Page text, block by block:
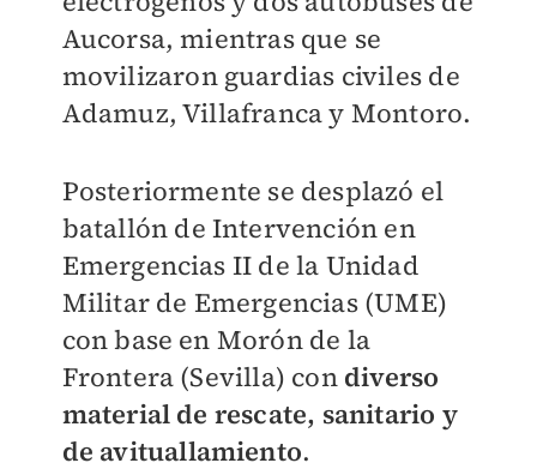
Aucorsa, mientras que se
movilizaron guardias civiles de
Adamuz, Villafranca y Montoro.
Posteriormente se desplazó el
batallón de Intervención en
Emergencias II de la Unidad
Militar de Emergencias (UME)
con base en Morón de la
Frontera (Sevilla) con diverso
material de rescate, sanitario y
de avituallamiento.